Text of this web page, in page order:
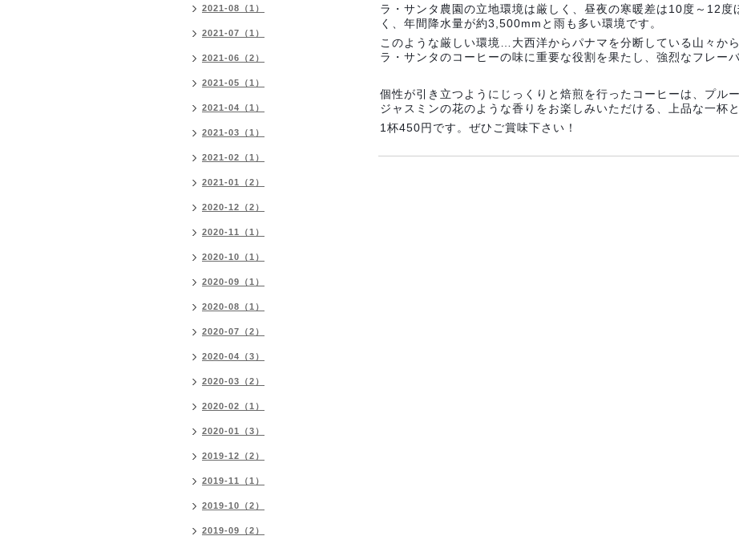
ラ・サンタ農園の立地環境は厳しく、昼夜の寒暖差は10度～12度
く、年間降水量が約3,500mmと雨も多い環境です。
このような厳しい環境…大西洋からパナマを分断している山々か
ラ・サンタのコーヒーの味に重要な役割を果たし、強烈なフレー
個性が引き立つようにじっくりと焙煎を行ったコーヒーは、プル
ジャスミンの花のような香りをお楽しみいただける、上品な一杯
1杯450円です。ぜひご賞味下さい！
2021-08（1）
2021-07（1）
2021-06（2）
2021-05（1）
2021-04（1）
2021-03（1）
2021-02（1）
2021-01（2）
2020-12（2）
2020-11（1）
2020-10（1）
2020-09（1）
2020-08（1）
2020-07（2）
2020-04（3）
2020-03（2）
2020-02（1）
2020-01（3）
2019-12（2）
2019-11（1）
2019-10（2）
2019-09（2）